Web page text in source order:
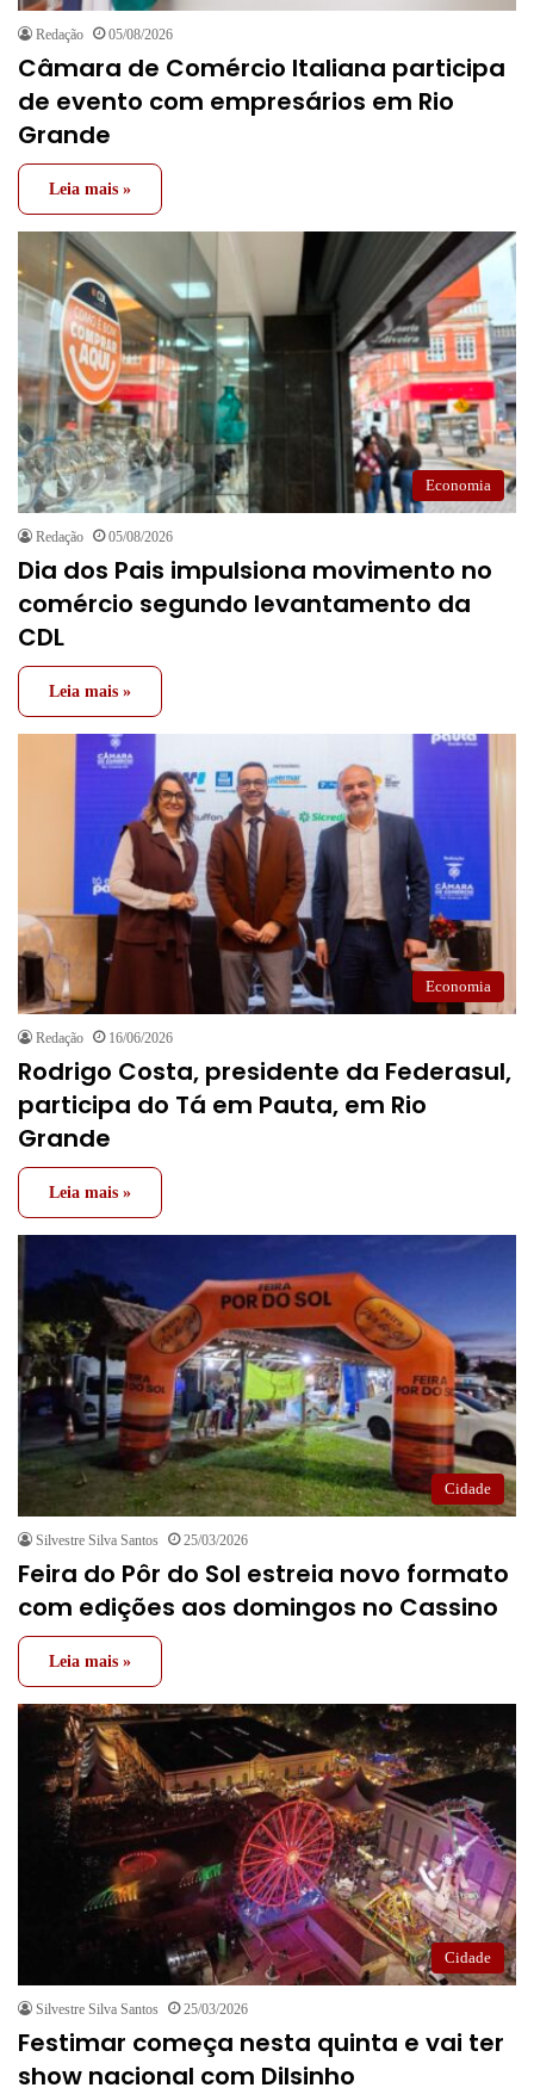
Redação 05/08/2026
Câmara de Comércio Italiana participa
de evento com empresários em Rio
Grande
Leia mais »
Economia
Redação 05/08/2026
Dia dos Pais impulsiona movimento no
comércio segundo levantamento da
CDL
Leia mais »
Economia
Redação 16/06/2026
Rodrigo Costa, presidente da Federasul,
participa do Tá em Pauta, em Rio
Grande
Leia mais »
Cidade
Silvestre Silva Santos 25/03/2026
Feira do Pôr do Sol estreia novo formato
com edições aos domingos no Cassino
Leia mais »
Cidade
Silvestre Silva Santos 25/03/2026
Festimar começa nesta quinta e vai ter
show nacional com Dilsinho